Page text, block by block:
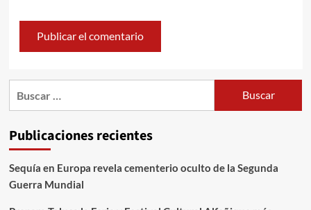
Publicaciones recientes
Sequía en Europa revela cementerio oculto de la Segunda
Guerra Mundial